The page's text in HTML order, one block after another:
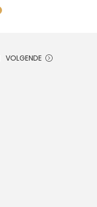
VOLGENDE